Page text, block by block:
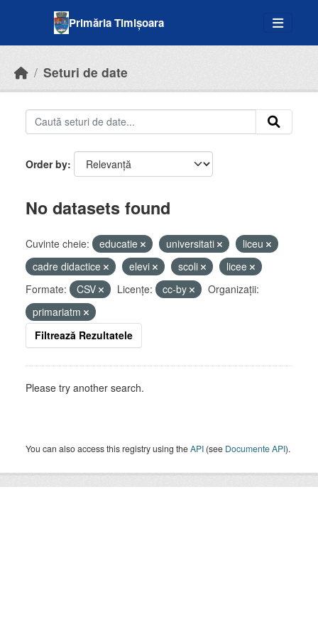
Primăria Timișoara
Seturi de date
Order by
No datasets found
Cuvinte cheie: educatie universitati
liceu
cadre didactice
elevi scoli
licee
Formate:
CSV Licenţe: cc-by
Organizații:
primariatm
Filtrează Rezultatele
Please try another search.
You can also access this registry using theAPI (see Documente API).